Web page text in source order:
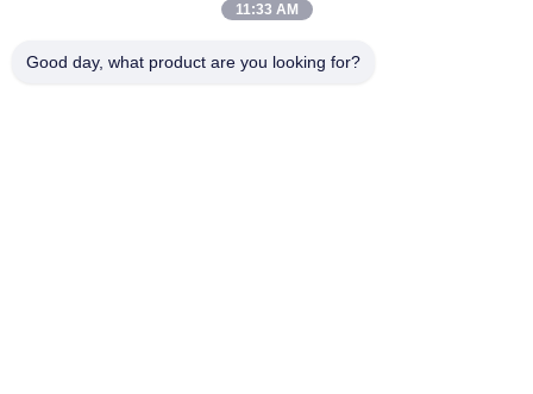
ติดต่อเร็ว
โทรศัพท์
11:33 AM
Good day, what product are you looking for?